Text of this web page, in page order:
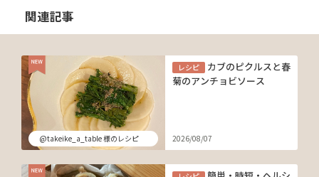
関連記事
@takeike_a_table 様のレシピ
レシピ
カブのピクルスと春
菊のアンチョビソース
2026/08/07